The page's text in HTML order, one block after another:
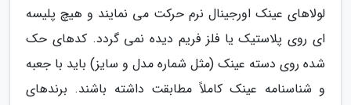
لولاهای عینک اورجینال نرم حرکت می نمایند و هیچ پلیسه
ای روی پلاستیک یا فلز فریم دیده نمی گردد. کدهای حک
شده روی دسته عینک (مثل شماره مدل و سایز) باید با جعبه
و شناسنامه عینک کاملاً مطابقت داشته باشند. برندهای